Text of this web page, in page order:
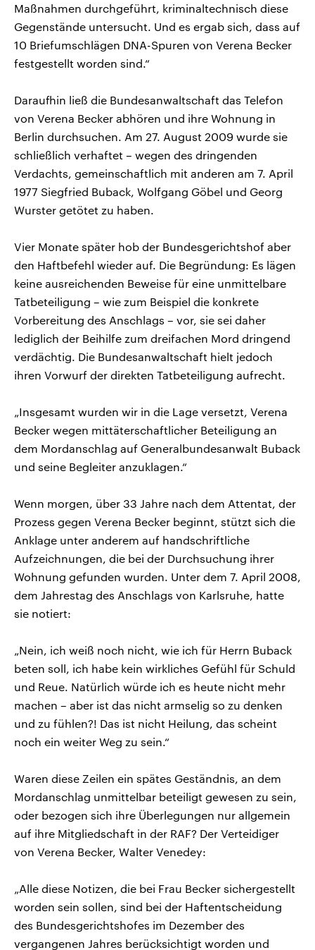
Maßnahmen durchgeführt, kriminaltechnisch diese
Gegenstände untersucht. Und es ergab sich, dass auf
10 Briefumschlägen DNA-Spuren von Verena Becker
festgestellt worden sind.“
Daraufhin ließ die Bundesanwaltschaft das Telefon
von Verena Becker abhören und ihre Wohnung in
Berlin durchsuchen. Am 27. August 2009 wurde sie
schließlich verhaftet – wegen des dringenden
Verdachts, gemeinschaftlich mit anderen am 7. April
1977 Siegfried Buback, Wolfgang Göbel und Georg
Wurster getötet zu haben.
Vier Monate später hob der Bundesgerichtshof aber
den Haftbefehl wieder auf. Die Begründung: Es lägen
keine ausreichenden Beweise für eine unmittelbare
Tatbeteiligung – wie zum Beispiel die konkrete
Vorbereitung des Anschlags – vor, sie sei daher
lediglich der Beihilfe zum dreifachen Mord dringend
verdächtig. Die Bundesanwaltschaft hielt jedoch
ihren Vorwurf der direkten Tatbeteiligung aufrecht.
„Insgesamt wurden wir in die Lage versetzt, Verena
Becker wegen mittäterschaftlicher Beteiligung an
dem Mordanschlag auf Generalbundesanwalt Buback
und seine Begleiter anzuklagen.“
Wenn morgen, über 33 Jahre nach dem Attentat, der
Prozess gegen Verena Becker beginnt, stützt sich die
Anklage unter anderem auf handschriftliche
Aufzeichnungen, die bei der Durchsuchung ihrer
Wohnung gefunden wurden. Unter dem 7. April 2008,
dem Jahrestag des Anschlags von Karlsruhe, hatte
sie notiert:
„Nein, ich weiß noch nicht, wie ich für Herrn Buback
beten soll, ich habe kein wirkliches Gefühl für Schuld
und Reue. Natürlich würde ich es heute nicht mehr
machen – aber ist das nicht armselig so zu denken
und zu fühlen?! Das ist nicht Heilung, das scheint
noch ein weiter Weg zu sein.“
Waren diese Zeilen ein spätes Geständnis, an dem
Mordanschlag unmittelbar beteiligt gewesen zu sein,
oder bezogen sich ihre Überlegungen nur allgemein
auf ihre Mitgliedschaft in der RAF? Der Verteidiger
von Verena Becker, Walter Venedey:
„Alle diese Notizen, die bei Frau Becker sichergestellt
worden sein sollen, sind bei der Haftentscheidung
des Bundesgerichtshofes im Dezember des
vergangenen Jahres berücksichtigt worden und